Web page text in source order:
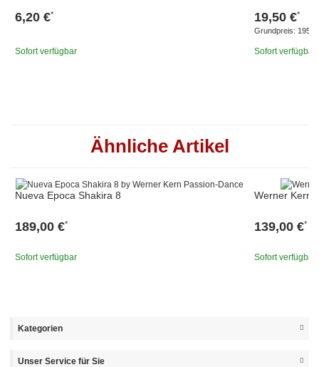
6,20 €*
Sofort verfügbar
19,50 €*
Grundpreis:
Sofort verfügbar
Ähnliche Artikel
Nueva Epoca Shakira 8
189,00 €*
Sofort verfügbar
Werner Kern
139,00 €*
Sofort verfügbar
Kategorien
Unser Service für Sie